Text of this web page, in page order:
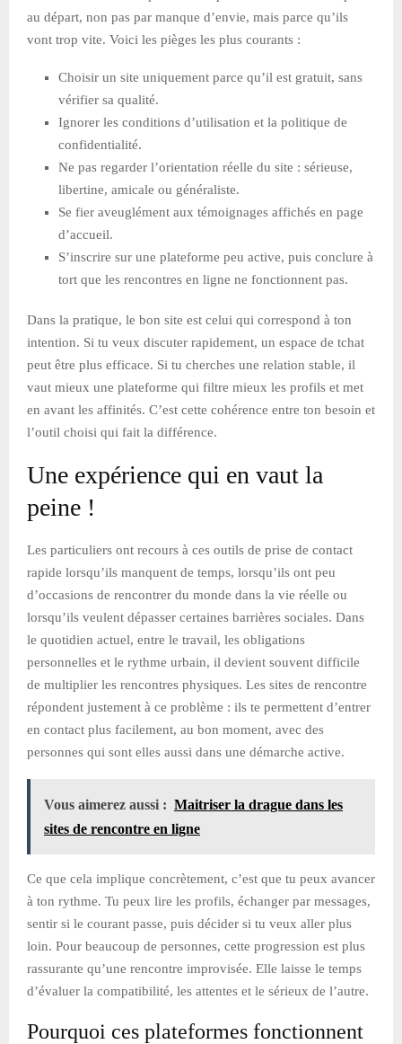
au départ, non pas par manque d’envie, mais parce qu’ils
vont trop vite. Voici les pièges les plus courants :
Choisir un site uniquement parce qu’il est gratuit, sans
vérifier sa qualité.
Ignorer les conditions d’utilisation et la politique de
confidentialité.
Ne pas regarder l’orientation réelle du site : sérieuse,
libertine, amicale ou généraliste.
Se fier aveuglément aux témoignages affichés en page
d’accueil.
S’inscrire sur une plateforme peu active, puis conclure à
tort que les rencontres en ligne ne fonctionnent pas.
Dans la pratique, le bon site est celui qui correspond à ton
intention. Si tu veux discuter rapidement, un espace de tchat
peut être plus efficace. Si tu cherches une relation stable, il
vaut mieux une plateforme qui filtre mieux les profils et met
en avant les affinités. C’est cette cohérence entre ton besoin et
l’outil choisi qui fait la différence.
Une expérience qui en vaut la
peine !
Les particuliers ont recours à ces outils de prise de contact
rapide lorsqu’ils manquent de temps, lorsqu’ils ont peu
d’occasions de rencontrer du monde dans la vie réelle ou
lorsqu’ils veulent dépasser certaines barrières sociales. Dans
le quotidien actuel, entre le travail, les obligations
personnelles et le rythme urbain, il devient souvent difficile
de multiplier les rencontres physiques. Les sites de rencontre
répondent justement à ce problème : ils te permettent d’entrer
en contact plus facilement, au bon moment, avec des
personnes qui sont elles aussi dans une démarche active.
Vous aimerez aussi : Maitriser la drague dans les
sites de rencontre en ligne
Ce que cela implique concrètement, c’est que tu peux avancer
à ton rythme. Tu peux lire les profils, échanger par messages,
sentir si le courant passe, puis décider si tu veux aller plus
loin. Pour beaucoup de personnes, cette progression est plus
rassurante qu’une rencontre improvisée. Elle laisse le temps
d’évaluer la compatibilité, les attentes et le sérieux de l’autre.
Pourquoi ces plateformes fonctionnent